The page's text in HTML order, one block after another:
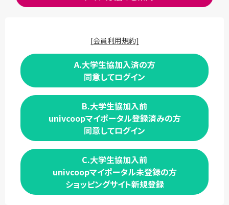
[会員利用規約]
A.大学生協加入済の方
同意してログイン
B.大学生協加入前
univcoopマイポータル登録済みの方
同意してログイン
C.大学生協加入前
univcoopマイポータル未登録の方
ショッピングサイト新規登録